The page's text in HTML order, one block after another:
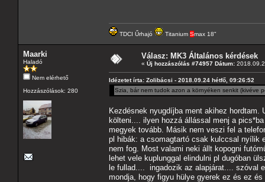
TDCI Űrhajó Titanium Smax 18"
Maarki
Haladó
Nem elérhető
Hozzászólások: 280
Válasz: MK3 Általános kérdések
« Új hozzászólás #74957 Dátum:
Idézetet írta: Zolibácsi - 2018.09.24 hétfő, 09:26:52
Szia, bár nem tudok azon a környéken senkit (kivéve
Kezdésnek nyugdíjba ment akihez
költeni.... ilyen hozzá állással menj a
megyek tovább. Másik nem veszi fel a
pl hibák: a csomagtartó csak kulccsal nyílik
nem fog. Most valami neki állt kopogni
lehet vele kuplunggal elindulni pl dugóban
le fullad.... ingadozik az alapjárat.... szóval
mondja, hogy figyu hülye gyerek ez és ez